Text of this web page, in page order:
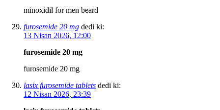
minoxidil for men beard
furosemide 20 mg dedi ki:
13 Nisan 2026, 12:00
furosemide 20 mg
furosemide 20 mg
lasix furosemide tablets dedi ki:
12 Nisan 2026, 23:39